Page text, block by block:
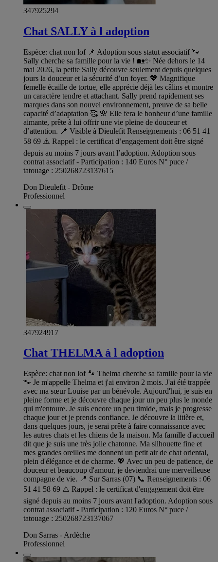
347925294
Chat SALLY à l adoption
Espèce: chat non lof 📌 Adoption sous statut associatif 🐾
Sally cherche sa famille pour la vie ! 🏡✨ Née dehors le 14
mai 2026, la petite Sally découvre seulement depuis quelques
jours la douceur et la sécurité d’un foyer. 💖 Magnifique
femelle écaille de tortue, elle apprécie déjà les câlins et montre
un caractère tendre et attachant. Sally prend rapidement ses
marques dans son nouvel environnement, preuve de sa belle
capacité d’adaptation 🥰 🌸 Elle fera le bonheur d’une famille
aimante, prête à lui offrir une vie pleine de douceur et
d’attention. 📍 Visible à Dieulefit Renseignements : 06 51 41
58 69 ⚠️ Rappel : le certificat d’engagement doit être signé
depuis au moins 7 jours avant l’adoption. Adoption sous
contrat associatif - Participation : 140 Euros N° puce /
tatouage : 250268723137615
Don Dieulefit - Drôme
Professionnel
347924917
Chat THELMA à l adoption
Espèce: chat non lof 🐾 Thelma cherche sa famille pour la vie
🐾 Je m'appelle Thelma et j'ai environ 2 mois. J'ai été trappée
avec ma sœur Louise par un bénévole. Aujourd'hui, je suis en
pleine forme et je découvre chaque jour un peu plus le monde
qui m'entoure. Je suis encore un peu timide, mais je progresse
chaque jour et je prends confiance. Je découvre la litière et,
dans quelques jours, je serai prête à faire connaissance avec
les autres chats et les chiens de la maison. Ma famille d'accueil
dit que je suis une très jolie chatonne. Ma silhouette fine et
mes grandes oreilles me donnent un petit air de chat oriental,
plein d'élégance et de charme. 💖 Avec un peu de patience, de
douceur et beaucoup d'amour, je deviendrai une merveilleuse
compagne de vie. 📍 Sur Sarras (07) 📞 Renseignements : 06
51 41 58 69 ⚠️ Rappel : le certificat d'engagement doit être
signé depuis au moins 7 jours avant l'adoption. Adoption sous
contrat associatif - Participation : 120 Euros N° puce /
tatouage : 250268723137067
Don Sarras - Ardèche
Professionnel